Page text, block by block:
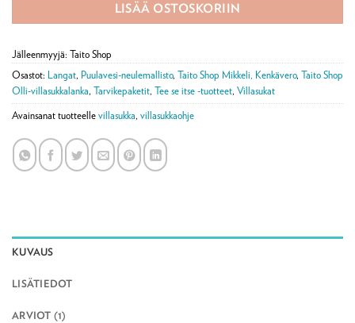
LISÄÄ OSTOSKORIIN
Jälleenmyyjä: Taito Shop
Osastot:
Langat, Puulavesi-neulemallisto, Taito Shop Mikkeli, Kenkävero, Taito Shop
Olli-villasukkalanka, Tarvikepaketit, Tee se itse -tuotteet, Villasukat
Avainsanat tuotteelle villasukka, villasukkaohje
KUVAUS
LISÄTIEDOT
ARVIOT (1)